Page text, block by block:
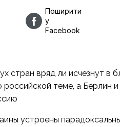
Поширити
у
Facebook
стран вряд ли исчезнут в
теме, а Берлин
устроены